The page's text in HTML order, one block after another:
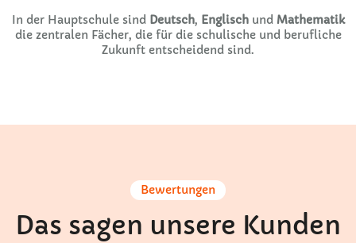
In der Hauptschule sind Deutsch, Englischund Mathematik
die zentralen Fächer, die für die schulische und berufliche
Zukunft entscheidend sind.
Bewertungen
Das sagen unsere Kunden